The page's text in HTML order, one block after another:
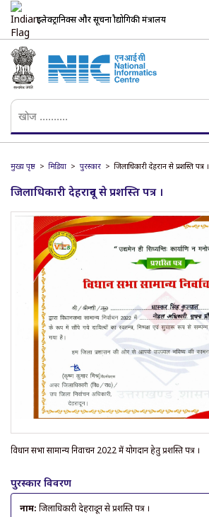
इलेक्ट्रानिक्स और सूचना प्रौद्योगिकी मंत्रालय
मुख्य पृष्ठ मिडिया पुरस्कार जिलाधिकारी देहरादून से प्रशस्ति पत्र ।
जिलाधिकारी देहरादून से प्रशस्ति पत्र ।
विधान सभा सामान्य निर्वाचन 2022 में योगदान हेतु प्रशस्ति पत्र ।
पुरस्कार विवरण
नाम: जिलाधिकारी देहरादून से प्रशस्ति पत्र ।